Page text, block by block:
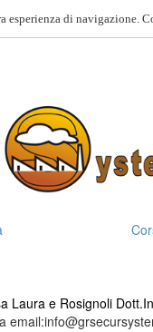
di navigazione.
Laura e Rosignoli